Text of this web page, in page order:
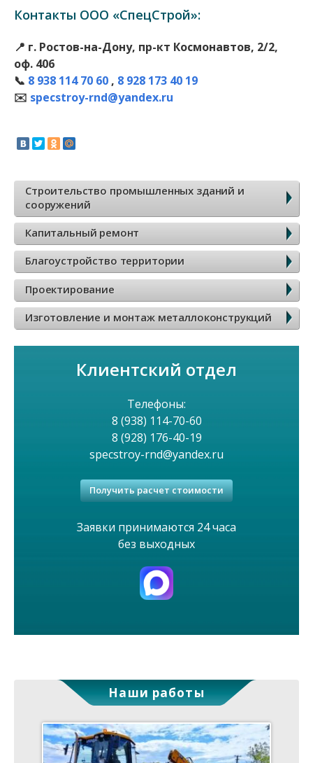
Контакты ООО «СпецСтрой»:
📍 г. Ростов-на-Дону, пр-кт Космонавтов, 2/2,
оф. 406
📞 8 938 114 70 60 , 8 928 173 40 19
✉️ specstroy-rnd@yandex.ru
Б
о
к
о
в
о
Строительство промышленных зданий и
сооружений
Капитальный ремонт
Благоустройство территории
Проектирование
Изготовление и монтаж металлоконструкций
Клиентский отдел
Телефоны:
8 (938) 114-70-60
8 (928) 176-40-19
specstroy-rnd@yandex.ru
Получить расчет стоимости
Заявки принимаются 24 часа
без выходных
Наши работы